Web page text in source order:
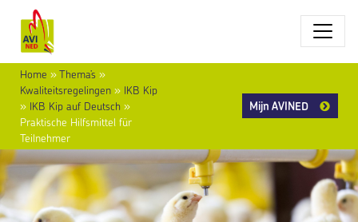
Home »Thema’s »
Kwaliteitsregelingen » IKB Kip
» IKB Kip auf Deutsch »
Praktische Hilfsmittel für
Teilnehmer
Mijn AVINED